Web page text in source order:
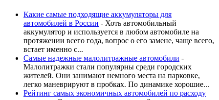
Какие самые подходящие аккумуляторы для
автомобилей в России - Хоть автомобильный
аккумулятор и используется в любом автомобиле на
протяжении всего года, вопрос о его замене, чаще всего,
встает именно с...
Самые надежные малолитражные автомобили -
Малолитражки стали популярны среди городских
жителей. Они занимают немного места на парковке,
легко маневрируют в пробках. По динамике хорошие...
Рейтинг самых экономичных автомобилей по расходу